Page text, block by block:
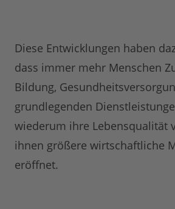
Diese Entwicklungen haben
dass immer mehr Menschen
Bildung,
grundlegenden
wiederum ihre Lebensqualität
ihnen größere wirtschaftliche
eröffnet.